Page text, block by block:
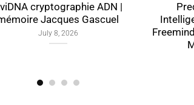
cryptographie ADN |
Jacques Gascuel
July 8, 2026
Intelligence
Freemindtronic
July 9,